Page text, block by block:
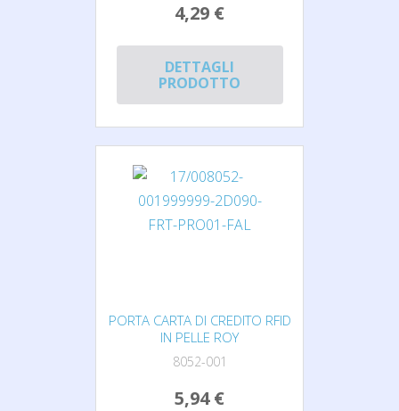
4,29 €
DETTAGLI
PRODOTTO
PORTA CARTA DI CREDITO RFID
IN PELLE ROY
8052-001
5,94 €